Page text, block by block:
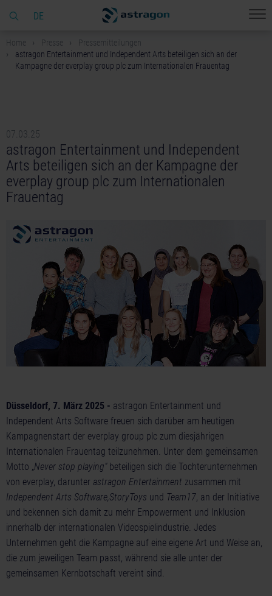
DE
Home Presse
Pressemitteilungen
astragon Entertainment und Independent Arts beteiligen sich an der
Kampagne der everplay group plc zum Internationalen Frauentag
07.03.25
astragon Entertainment und Independent
Arts beteiligen sich an der Kampagne der
everplay group plc zum Internationalen
Frauentag
Düsseldorf, 7. März 2025 - astragon Entertainment und
Independent Arts Software freuen sich darüber am heutigen
Kampagnenstart der everplay group plc zum diesjährigen
Internationalen Frauentag teilzunehmen. Unter dem gemeinsamen
Motto „Never stop playing“ beteiligen sich die Tochterunternehmen
von everplay, darunter astragon Entertainment zusammen mit
Independent Arts Software,StoryToys und Team17, an der Initiative
und bekennen sich damit zu mehr Empowerment und Inklusion
innerhalb der internationalen Videospielindustrie. Jedes
Unternehmen geht die Kampagne auf eine eigene Art und Weise an,
die zum jeweiligen Team passt, während sie alle unter der
gemeinsamen Kernbotschaft vereint sind.